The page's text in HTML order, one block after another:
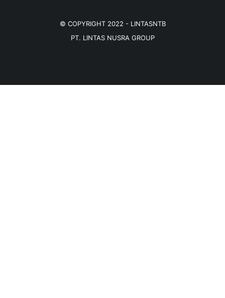
© COPYRIGHT 2022 - LINTASNTB
PT. LINTAS NUSRA GROUP